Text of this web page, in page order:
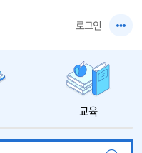
로그인
교육